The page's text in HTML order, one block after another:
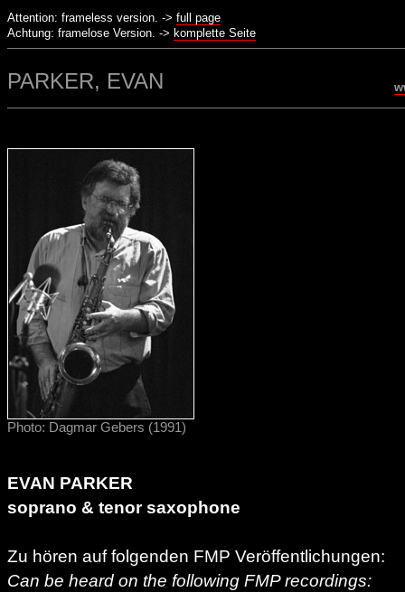
Attention: frameless version. -> full page
Achtung: framelose Version. -> komplette Seite
PARKER, EVAN
Photo: Dagmar Gebers (1991)
EVAN PARKER
soprano & tenor saxophone
Zu hören auf folgenden FMP Veröffentlichungen:
Can be heard on the following FMP recordings: